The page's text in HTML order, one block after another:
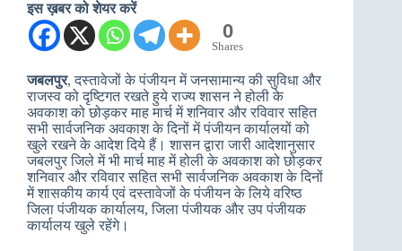
इस ख़बर को शेयर करें
0
Shares
जबलपुर, दस्तावेजों के पंजीयन में जनसामान्य की सुविधा और
राजस्व को दृष्टिगत रखते हुये राज्य शासन ने होली के
अवकाश को छोड़कर माह मार्च में शनिवार और रविवार सहित
सभी सार्वजनिक अवकाश के दिनों में पंजीयन कार्यालयों को
खुले रखने के आदेश दिये हैं। शासन द्वारा जारी आदेशानुसार
जबलपुर जिले में भी मार्च माह में होली के अवकाश को छोड़कर
शनिवार और रविवार सहित सभी सार्वजनिक अवकाश के दिनों
में शासकीय कार्य एवं दस्तावेजों के पंजीयन के लिये वरिष्ठ
जिला पंजीयक कार्यालय, जिला पंजीयक और उप पंजीयक
कार्यालय खुले रहेंगे।